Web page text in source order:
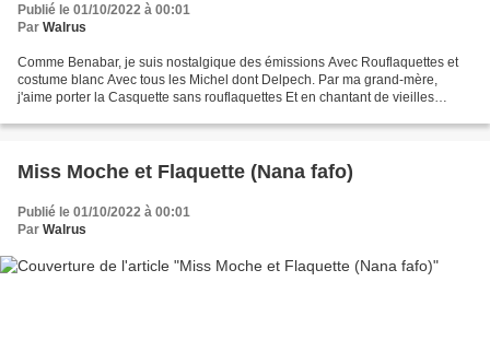
Publié le 01/10/2022 à 00:01
Par Walrus
Comme Benabar, je suis nostalgique des émissions Avec Rouflaquettes et
costume blanc Avec tous les Michel dont Delpech. Par ma grand-mère,
j'aime porter la Casquette sans rouflaquettes Et en chantant de vieilles
Miss Moche et Flaquette (Nana fafo)
Publié le 01/10/2022 à 00:01
Par Walrus